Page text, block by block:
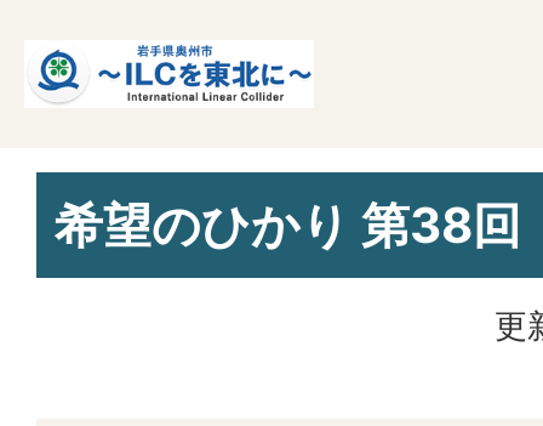
希望のひかり 第38回
更